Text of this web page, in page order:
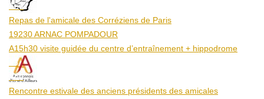
Aoû
Repas de l'amicale des Corréziens de Paris
19230 ARNAC POMPADOUR
A15h30 visite guidée du centre d’entraînement + hippodrome
25
Aoû
Rencontre estivale des anciens présidents des amicales